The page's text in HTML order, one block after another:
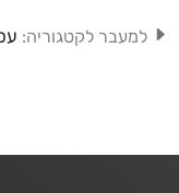
למעבר לקטגוריה: